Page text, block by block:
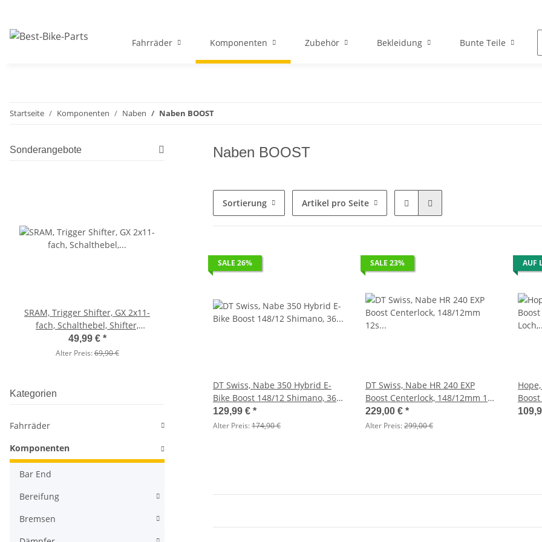
Fahrräder Komponenten Zubehör Bekleidung Bunte Teile
Startseite Komponenten Naben Naben BOOST
Naben BOOST
Sortierung Artikel pro Seite
SALE 26%
DT Swiss, Nabe 350 Hybrid E-
Bike Boost 148/12 Shimano, 36
Loch
129,99 € *
Alter Preis:174,90 €
SALE 23%
DT Swiss, Nabe HR 240 EXP
Boost Centerlock, 148/12mm 12s
Microspline, 32H
229,00 € *
Alter Preis:299,00 €
AUF
32
Sonderangebote
SRAM, Trigger Shifter, GX 2x11-
fach, Schalthebel, Shifter,
schwarz, Paar
49,99 € *
Alter Preis:69,90 €
BikersOwn, Bosch Intuvia
Schutzhülle
Fahrer, Bosch Akku
Neopreenschutz
KMC,
Kategorien
Fahrräder
Komponenten
Bar End
Bereifung
Bremsen